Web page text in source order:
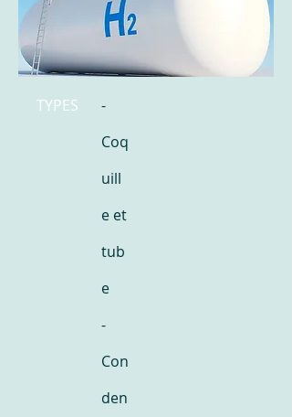
TYPES
-
Coq
uill
e et
tub
e
-
Con
den